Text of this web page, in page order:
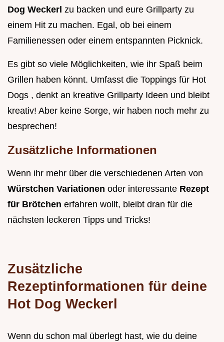
Dog Weckerl zu backen und eure Grillparty zu
einem Hit zu machen. Egal, ob bei einem
Familienessen oder einem entspannten Picknick.
Es gibt so viele Möglichkeiten, wie ihr Spaß beim
Grillen haben könnt. Umfasst die Toppings für Hot
Dogs , denkt an kreative Grillparty Ideen und bleibt
kreativ! Aber keine Sorge, wir haben noch mehr zu
besprechen!
Zusätzliche Informationen
Wenn ihr mehr über die verschiedenen Arten von
Würstchen Variationen oder interessante Rezept
für Brötchen erfahren wollt, bleibt dran für die
nächsten leckeren Tipps und Tricks!
Zusätzliche
Rezeptinformationen für deine
Hot Dog Weckerl
Wenn du schon mal überlegt hast, wie du deine